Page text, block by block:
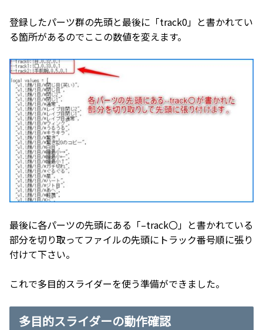
登録したパーツ群の先頭と最後に「track0」と書かれてい
る箇所があるのでここの数値を変えます。
最後に各パーツの先頭にある「–track〇」と書かれている
部分を切り取ってファイルの先頭にトラック番号順に張り
付けて下さい。
これで多目的スライダーを使う準備ができました。
多目的スライダーの動作確認